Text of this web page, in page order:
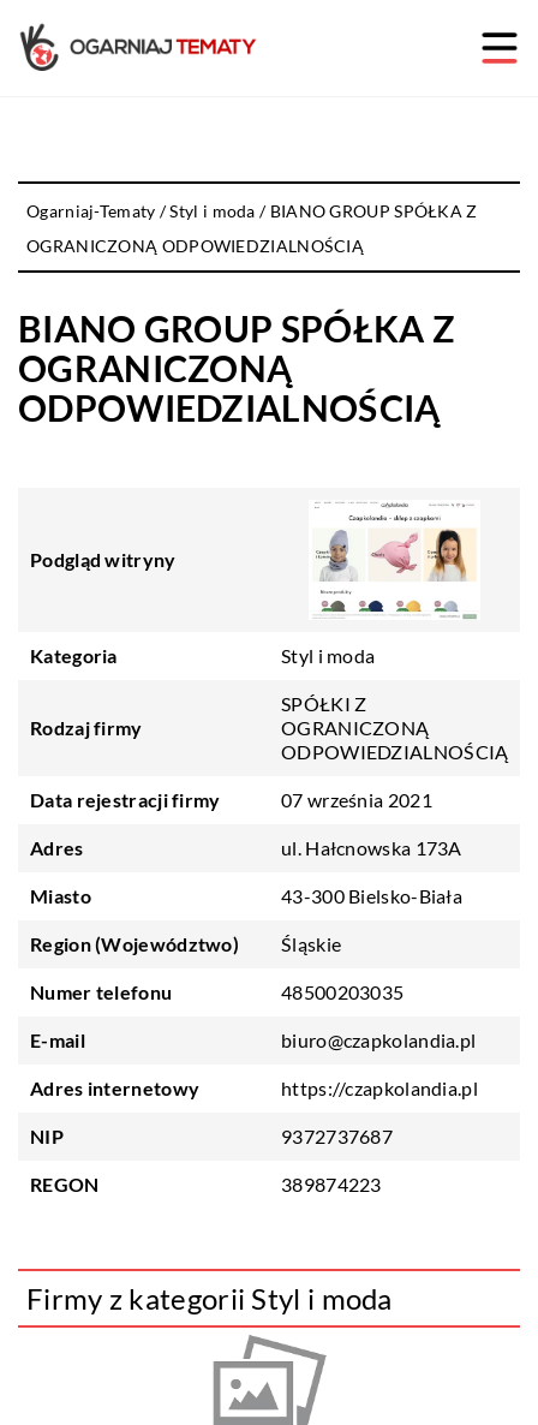
Ogarniaj-Tematy /Styl i moda / BIANO GROUP SPÓŁKA Z
OGRANICZONĄ ODPOWIEDZIALNOŚCIĄ
BIANO GROUP SPÓŁKA Z
OGRANICZONĄ
ODPOWIEDZIALNOŚCIĄ
Podgląd witryny
Kategoria Styl i moda
Rodzaj firmy
SPÓŁKI Z
OGRANICZONĄ
ODPOWIEDZIALNOŚCIĄ
Data rejestracji firmy 07 września 2021
Adres ul. Hałcnowska 173A
Miasto 43-300 Bielsko-Biała
Region (Województwo) Śląskie
Numer telefonu 48500203035
E-mail biuro@czapkolandia.pl
Adres internetowy https://czapkolandia.pl
NIP 9372737687
REGON 389874223
Firmy z kategorii Styl i moda